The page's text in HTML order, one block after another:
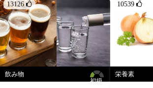
13126 
初級
飲み物
10539 
栄養素